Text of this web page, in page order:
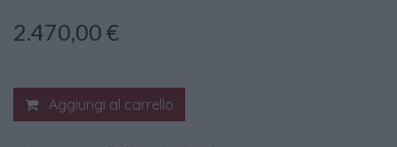
2.470,00 €
Aggiungi al carrello